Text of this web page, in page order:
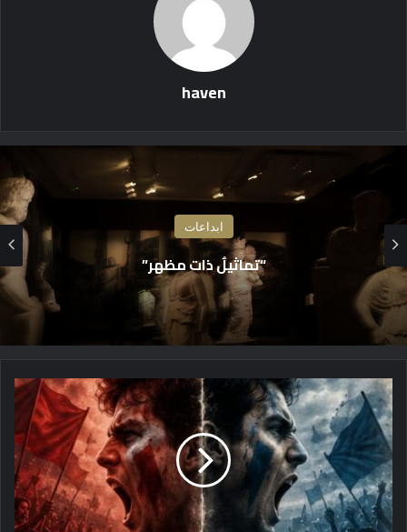
haven
ابداعات
رسالة إلى خوفي
ا
ل
ه
د
ف
ا
ل
أ